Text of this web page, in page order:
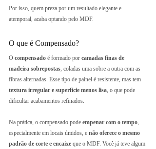
Por isso, quem preza por um resultado elegante e
atemporal, acaba optando pelo MDF.
O que é Compensado?
O compensado é formado por camadas finas de
madeira sobrepostas, coladas uma sobre a outra com as
fibras alternadas. Esse tipo de painel é resistente, mas tem
textura irregular e superfície menos lisa, o que pode
dificultar acabamentos refinados.
Na prática, o compensado pode empenar com o tempo,
especialmente em locais úmidos, e não oferece o mesmo
padrão de corte e encaixe que o MDF. Você já teve algum